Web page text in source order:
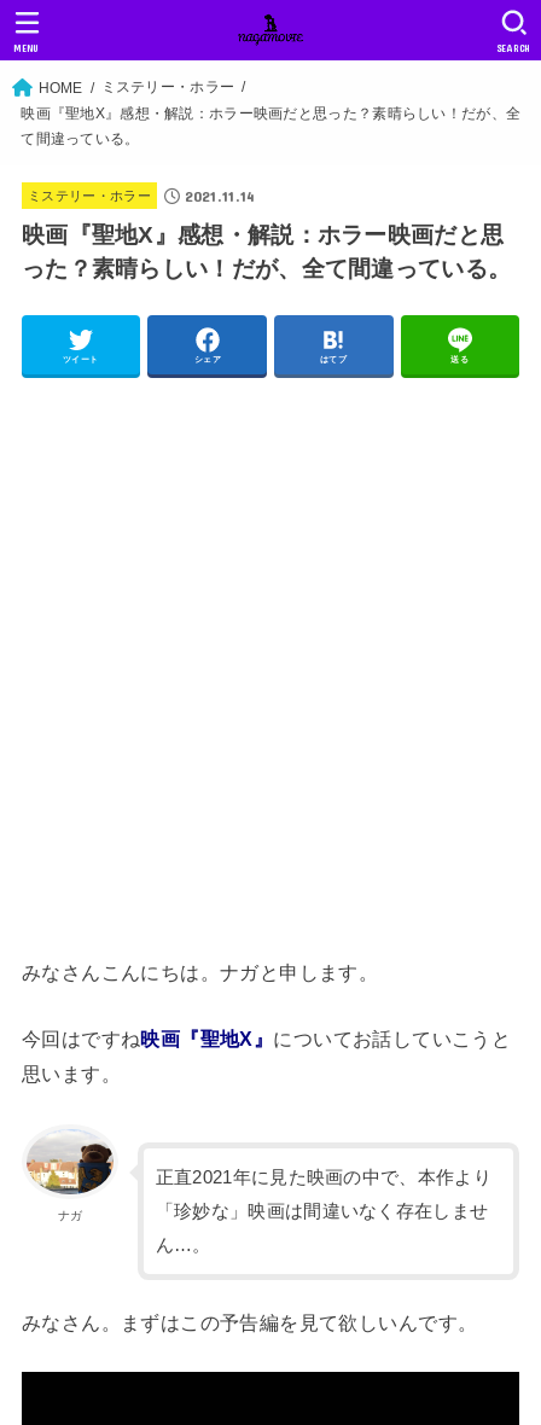
SEARCH
MENU
HOME
ミステリー・ホラー
映画『聖地X』感想・解説：ホラー映画だと思った？素晴らしい！だが、全
て間違っている。
ミステリー・ホラー 2021.11.14
映画『聖地X』感想・解説：ホラー映画だと思
った？素晴らしい！だが、全て間違っている。
ツイート シェア はてブ 送る
みなさんこんにちは。ナガと申します。
今回はですね映画『聖地X』 についてお話していこうと
思います。
ナガ
正直2021年に見た映画の中で、本作より
「珍妙な」映画は間違いなく存在しませ
ん…。
みなさん。まずはこの予告編を見て欲しいんです。